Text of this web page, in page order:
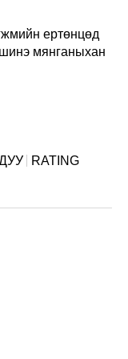
ертөнцөд
мянганыхан
RATING